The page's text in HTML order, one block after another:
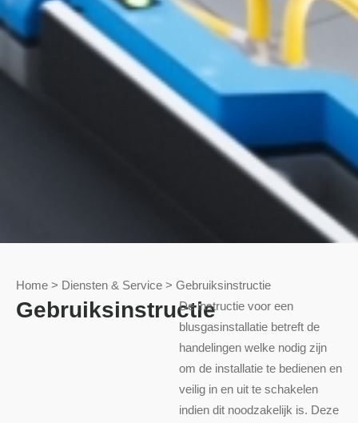
Home > Diensten & Service > Gebruiksinstructie
GebruiksinstructieDe instructie voor een
blusgasinstallatie betreft de
handelingen welke nodig zijn
om de installatie te bedienen en
veilig in en uit te schakelen
indien dit noodzakelijk is. Deze